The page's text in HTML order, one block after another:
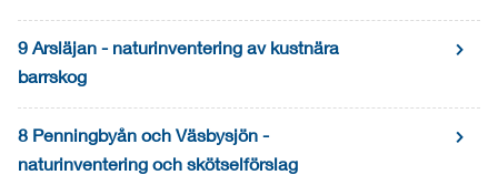
9 Arsläjan - naturinventering av kustnära
barrskog
8 Penningbyån och Väsbysjön -
naturinventering och skötselförslag